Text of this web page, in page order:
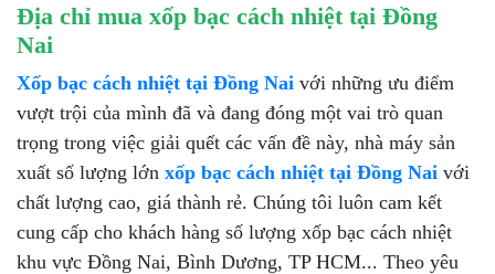
Địa chỉ mua xốp bạc cách nhiệt tại Đồng
Nai
Xốp bạc cách nhiệt tại Đồng Nai với những ưu điểm
vượt trội của mình đã và đang đóng một vai trò quan
trọng trong việc giải quết các vấn đề này, nhà máy sản
xuất số lượng lớn xốp bạc cách nhiệt tại Đồng Nai với
chất lượng cao, giá thành rẻ. Chúng tôi luôn cam kết
cung cấp cho khách hàng số lượng xốp bạc cách nhiệt
khu vực Đồng Nai, Bình Dương, TP HCM... Theo yêu